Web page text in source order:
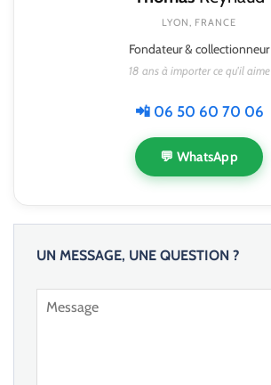
LYON, FRANCE
Fondateur & collectionneur
18 ans à importer ce qu'il aime
📲 06 50 60 70 06
💬 WhatsApp
UN MESSAGE, UNE QUESTION ?